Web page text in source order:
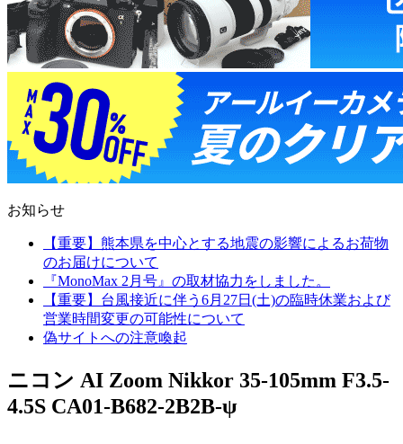
お知らせ
【重要】熊本県を中心とする地震の影響によるお荷物
のお届けについて
『MonoMax 2月号』の取材協力をしました。
【重要】台風接近に伴う6月27日(土)の臨時休業および
営業時間変更の可能性について
偽サイトへの注意喚起
ニコン AI Zoom Nikkor 35-105mm F3.5-
4.5S CA01-B682-2B2B-ψ